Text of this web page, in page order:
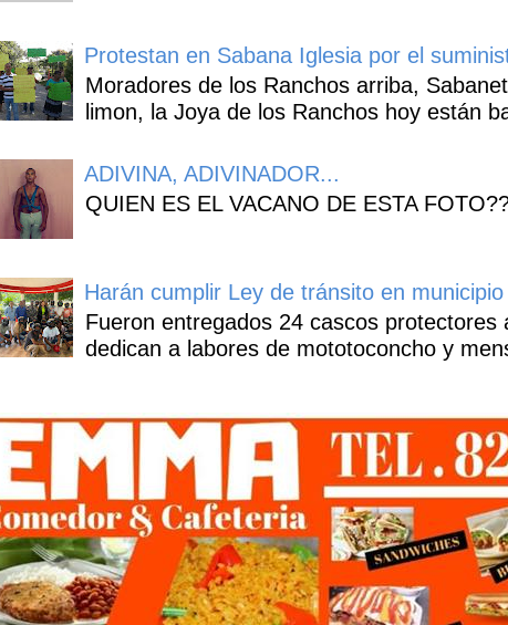
Protestan en Sabana Iglesia por el
Moradores de los Ranchos arriba,
limon, la Joya de los Ranchos hoy están
ADIVINA, ADIVINADOR...
QUIEN ES EL VACANO DE ESTA
Harán cumplir Ley de tránsito en municipio
Fueron entregados 24 cascos
dedican a labores de mototoconcho y